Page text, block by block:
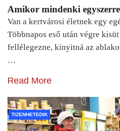
Amikor mindenki
Van a kertvárosi életnek egy
Többnapos eső után végre
fellélegezne, kinyitná az
…
Read More
TIZENHETEDIK